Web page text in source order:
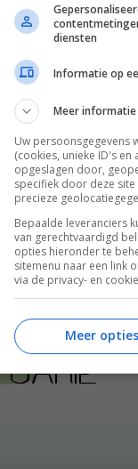
Groenediensten
Informatie op
Meer informatie
Uw persoonsgegevens
(cookies, unieke ID's
opgeslagen door,
specifiek door deze
precieze
Bepaalde leveranciers
van gerechtvaardigd
opties hieronder te
sitemenu naar een link
via de privacy- en
Meer opties